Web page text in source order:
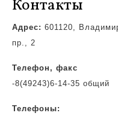
Контакты
Адрес: 601120,
пр., 2
Телефон, факс
-8(49243)6-14-35 общий
Телефоны: